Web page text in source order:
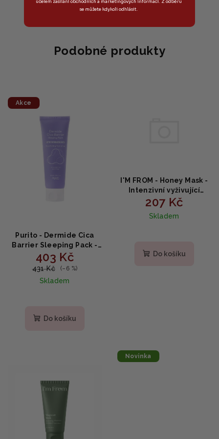
Podobné produkty
Akce
Purito - Dermide Cica
Barrier Sleeping Pack -
Noční maska 80ml
403 Kč
431 Kč (–6 %)
Skladem
Do košíku
I'M FROM - Honey Mask -
Intenzivní vyživující
medová maska 30g
207 Kč
Skladem
Do košíku
Novinka
účelem zasílání obchodních a marketingových informací. Z odběru
se můžete kdykoli odhlásit.